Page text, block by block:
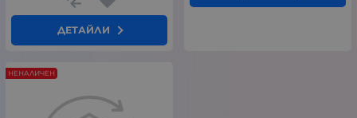
ДЕТАЙЛИ
НЕНАЛИЧЕН